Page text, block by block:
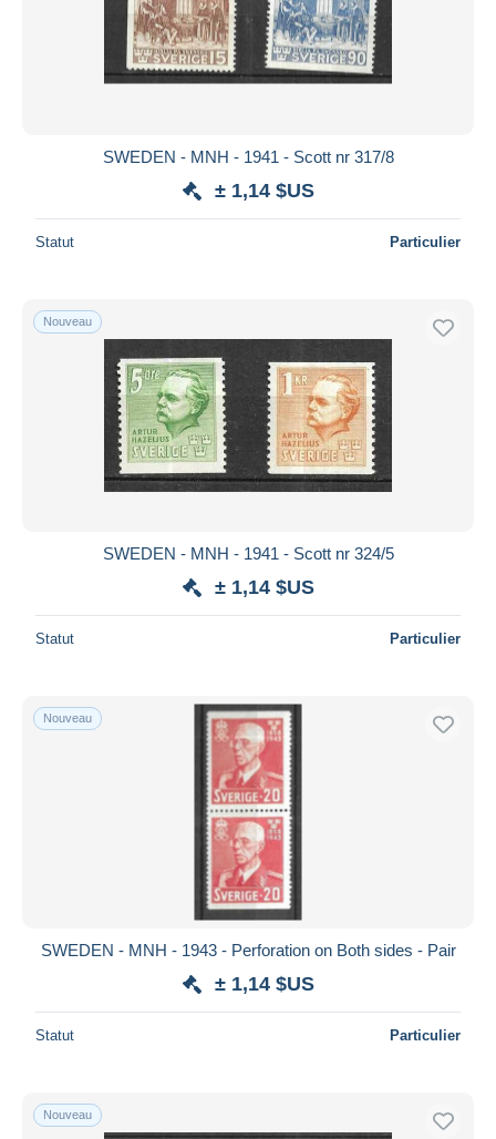
SWEDEN - MNH - 1941 - Scott nr 317/8
± 1,14 $US
Statut Particulier
Nouveau
SWEDEN - MNH - 1941 - Scott nr 324/5
± 1,14 $US
Statut Particulier
Nouveau
SWEDEN - MNH - 1943 - Perforation on Both sides - Pair
± 1,14 $US
Statut Particulier
Nouveau